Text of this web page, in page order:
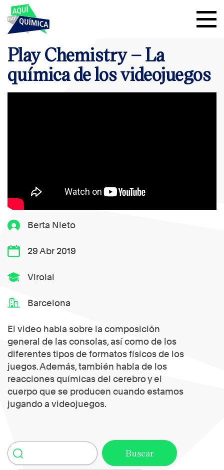
Berta Nieto
29 Abr 2019
Virolai
Barcelona
El video habla sobre la composición
general de las consolas, así como de los
diferentes tipos de formatos físicos de los
juegos. Además, también habla de los
reacciones químicas del cerebro y el
cuerpo que se producen cuando estamos
jugando a videojuegos.
Play Chemistry – La
química de los videojuegos